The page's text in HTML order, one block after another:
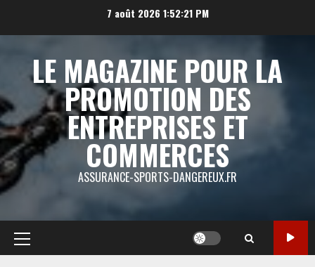
7 août 2026 1:52:21 PM
LE MAGAZINE POUR LA
PROMOTION DES
ENTREPRISES ET
COMMERCES
ASSURANCE-SPORTS-DANGEREUX.FR
Menu
principal